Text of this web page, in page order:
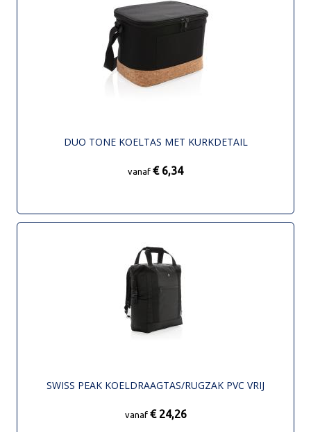
DUO TONE KOELTAS MET KURKDETAIL
vanaf € 6,34
SWISS PEAK KOELDRAAGTAS/RUGZAK PVC VRIJ
vanaf € 24,26